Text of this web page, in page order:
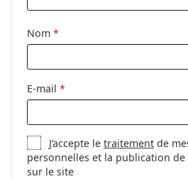
Nom *
E-mail *
J’accepte letraitement de
personnelles et la publication
sur le site